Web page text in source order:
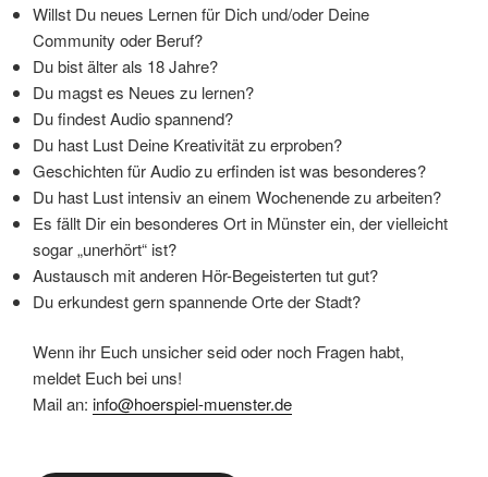
Willst Du neues Lernen für Dich und/oder Deine
Community oder Beruf?
Du bist älter als 18 Jahre?
Du magst es Neues zu lernen?
Du findest Audio spannend?
Du hast Lust Deine Kreativität zu erproben?
Geschichten für Audio zu erfinden ist was besonderes?
Du hast Lust intensiv an einem Wochenende zu arbeiten?
Es fällt Dir ein besonderes Ort in Münster ein, der vielleicht
sogar „unerhört“ ist?
Austausch mit anderen Hör-Begeisterten tut gut?
Du erkundest gern spannende Orte der Stadt?
Wenn ihr Euch unsicher seid oder noch Fragen habt,
meldet Euch bei uns!
Mail an: info@hoerspiel-muenster.de